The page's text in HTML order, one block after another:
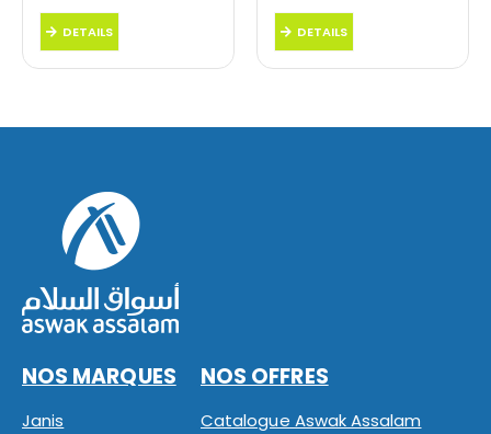
DETAILS DETAILS
NOS MARQUES
Janis
NOS OFFRES
Catalogue Aswak Assalam